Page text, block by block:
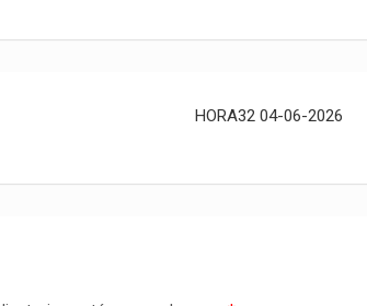
HORA32 04-06-2026